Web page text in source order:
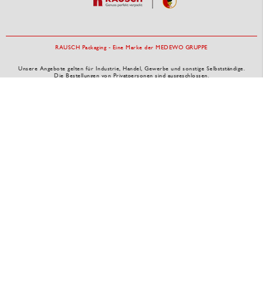
RAUSCH Packaging - Eine Marke der MEDEWO GRUPPE
Unsere Angebote gelten für Industrie, Handel, Gewerbe und sonstige Selbstständige.
Die Bestellungen von Privatpersonen sind ausgeschlossen.